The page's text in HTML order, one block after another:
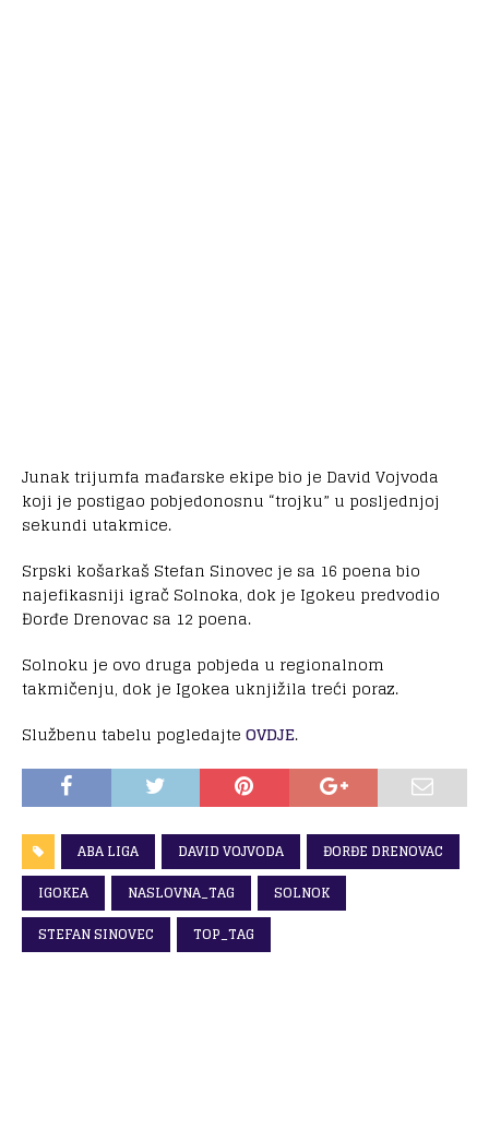
Junak trijumfa mađarske ekipe bio je David Vojvoda
koji je postigao pobjedonosnu “trojku” u posljednjoj
sekundi utakmice.
Srpski košarkaš Stefan Sinovec je sa 16 poena bio
najefikasniji igrač Solnoka, dok je Igokeu predvodio
Đorđe Drenovac sa 12 poena.
Solnoku je ovo druga pobjeda u regionalnom
takmičenju, dok je Igokea uknjižila treći poraz.
Službenu tabelu pogledajte OVDJE.
ABA LIGA DAVID VOJVODA
ĐORĐE DRENOVAC
IGOKEA
NASLOVNA_TAG
SOLNOK
STEFAN SINOVEC
TOP_TAG